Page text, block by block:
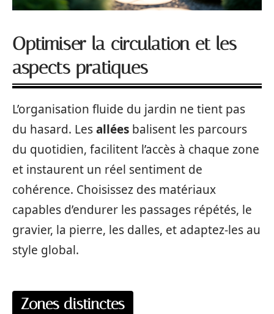
Optimiser la circulation et les
aspects pratiques
L’organisation fluide du jardin ne tient pas
du hasard. Lesallées balisent les parcours
du quotidien, facilitent l’accès à chaque zone
et instaurent un réel sentiment de
cohérence. Choisissez des matériaux
capables d’endurer les passages répétés, le
gravier, la pierre, les dalles, et adaptez-les au
style global.
Zones distinctes